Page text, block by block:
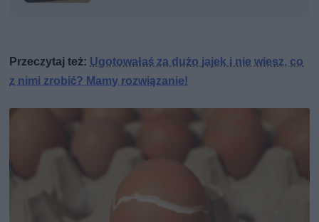
Przeczytaj też: Ugotowałaś za dużo jajek i nie wiesz, co
z nimi zrobić? Mamy rozwiązanie!